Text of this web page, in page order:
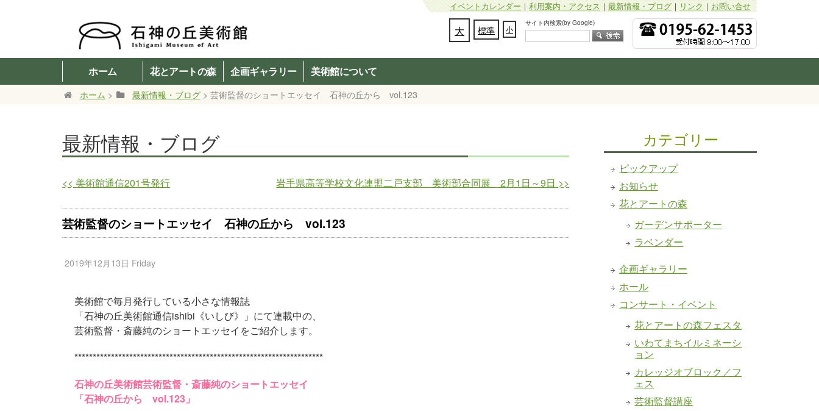
イベントカレンダー｜利用案内・アクセス｜最新情報・ブログ｜リンク｜お問い合せ
サイト内検索(by Google)
大 標準 小
ホーム 花とアートの森 企画ギャラリー 美術館について
ホーム > 最新情報・ブログ > 芸術監督のショートエッセイ 石神の丘から vol.123
最新情報・ブログ
<< 美術館通信201号発行 岩手県高等学校文化連盟二戸支部 美術部合同展 2月1日～9日 >>
芸術監督のショートエッセイ 石神の丘から vol.123
2019年12月13日 Friday
美術館で毎月発行している小さな情報誌
「石神の丘美術館通信ishibi《いしび》」にて連載中の、
芸術監督・斎藤純のショートエッセイをご紹介します。
********************************************************************
石神の丘美術館芸術監督・斎藤純のショートエッセイ
「石神の丘から vol.123」
カテゴリー
ピックアップ
お知らせ
花とアートの森
ガーデンサポーター
ラベンダー
企画ギャラリー
ホール
コンサート・イベント
花とアートの森フェスタ
いわてまちイルミネーシ
ョン
カレッジオブロック／フ
ェス
芸術監督講座